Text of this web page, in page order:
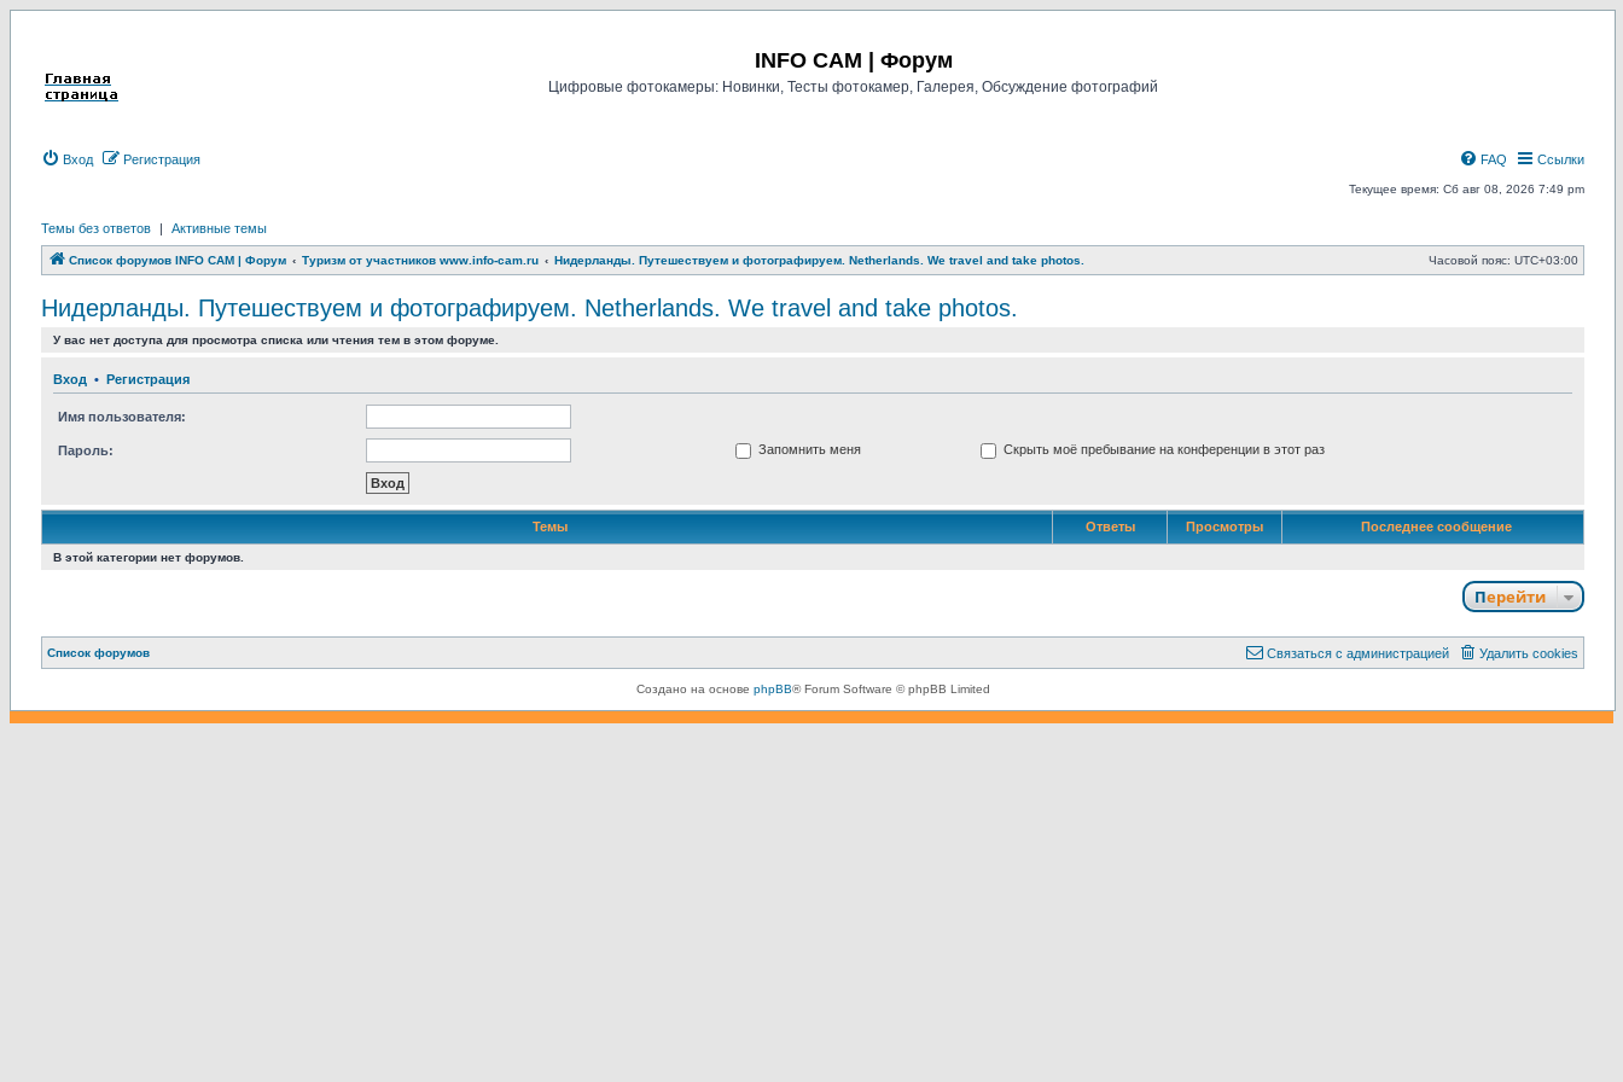
INFO CAM | Форум
Цифровые фотокамеры: Новинки, Тесты фотокамер, Галерея, Обсуждение фотографий
Вход Регистрация Ссылки
FAQ
Текущее время: Сб авг 08, 2026 7:49 pm
Темы без ответов | Активные темы
Список форумов INFO CAM | Форум Туризм от участников www.info-cam.ru Нидерланды. Путешествуем и фотографируем. Netherlands. We travel and take photos. Часовой пояс: UTC+03:00
Нидерланды. Путешествуем и фотографируем. Netherlands. We travel and take photos.
У вас нет доступа для просмотра списка или чтения тем в этом форуме.
Вход • Регистрация
Имя пользователя:
Пароль: Запомнить меня Скрыть моё пребывание на конференции в этот раз
Темы Ответы Просмотры Последнее сообщение
В этой категории нет форумов.
Перейти
Список форумов Удалить cookies
Связаться с
Связаться с администрацией
Создано на основе phpBB® Forum Software © phpBB Limited